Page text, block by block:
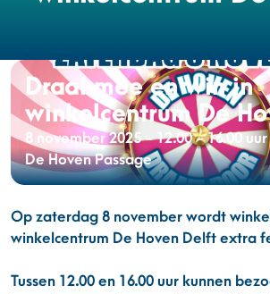
Draai mee en win in
winkelcentrum De
8 november 2025 - 12.00 - 16.00 uur
De Hoven Passage
Op zaterdag 8 november wordt
winkelcentrum De Hoven Delft extra
Tussen 12.00 en 16.00 uur kunnen